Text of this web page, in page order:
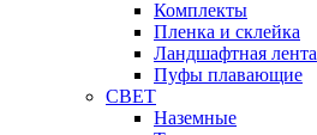
Комплекты
Пленка и склейка
Ландшафтная лента
Пуфы плавающие
СВЕТ
Наземные